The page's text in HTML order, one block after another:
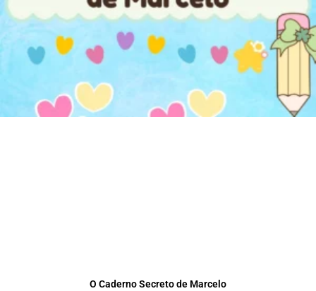
O Caderno Secreto de Marcelo